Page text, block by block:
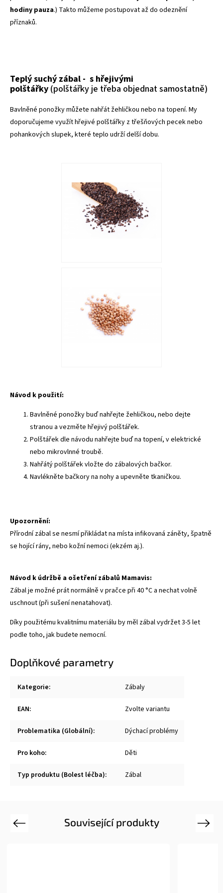
hodiny pauza.) Takto můžeme postupovat až do odeznění
příznaků.
Teplý suchý zábal - shřejivými
polštářky(polštářky je třeba objednat samostatně)
Bavlněné ponožky můžete nahřát žehličkou nebo na topení. My
doporučujeme využít hřejivé polštářky z třešňových pecek nebo
pohankových slupek, které teplo udrží delší dobu.
Návod k použití:
Bavlněné ponožky buď nahřejte žehličkou, nebo dejte
stranou a vezměte hřejivý polštářek.
Polštářek dle návodu nahřejte buď na topení, v elektrické
nebo mikrovlnné troubě.
Nahřátý polštářek vložte do zábalových bačkor.
Navlékněte bačkory na nohy a upevněte tkaničkou.
Upozornění:
Přírodní zábal se nesmí přikládat na místa infikovaná záněty, špatně
se hojící rány, nebo kožní nemoci (ekzém aj.).
Návod k údržbě a ošetření zábalů Mamavis:
Zábal je možné prát normálně v pračce při 40 °C a nechat volně
uschnout (při sušení nenatahovat).
Díky použitému kvalitnímu materiálu by měl zábal vydržet 3-5 let
podle toho, jak budete nemocní.
Doplňkové parametry
Kategorie: Zábaly
EAN: Zvolte variantu
Problematika (Globální): Dýchací problémy
Pro koho: Děti
Typ produktu (Bolest léčba): Zábal
Související produkty
Previous Next